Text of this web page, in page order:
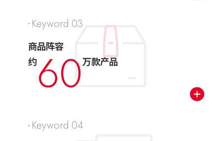
Keyword 03
商品阵容
约60万款产品
Keyword 04